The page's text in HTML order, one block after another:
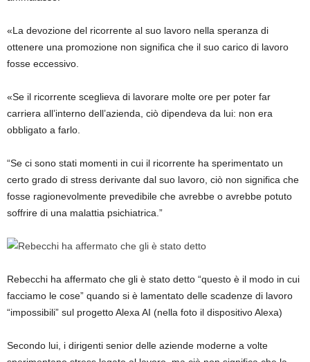
«La devozione del ricorrente al suo lavoro nella speranza di
ottenere una promozione non significa che il suo carico di lavoro
fosse eccessivo.
«Se il ricorrente sceglieva di lavorare molte ore per poter far
carriera all’interno dell’azienda, ciò dipendeva da lui: non era
obbligato a farlo.
“Se ci sono stati momenti in cui il ricorrente ha sperimentato un
certo grado di stress derivante dal suo lavoro, ciò non significa che
fosse ragionevolmente prevedibile che avrebbe o avrebbe potuto
soffrire di una malattia psichiatrica.”
Rebecchi ha affermato che gli è stato detto “questo è il modo in cui
facciamo le cose” quando si è lamentato delle scadenze di lavoro
“impossibili” sul progetto Alexa AI (nella foto il dispositivo Alexa)
Secondo lui, i dirigenti senior delle aziende moderne a volte